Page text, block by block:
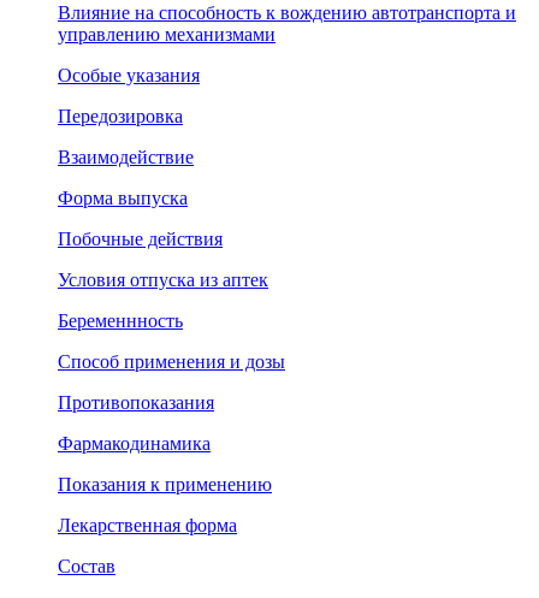
Влияние на способность к вождению автотранспорта и
управлению механизмами
Особые указания
Передозировка
Взаимодействие
Форма выпуска
Побочные действия
Условия отпуска из аптек
Беременнность
Способ применения и дозы
Противопоказания
Фармакодинамика
Показания к применению
Лекарственная форма
Состав